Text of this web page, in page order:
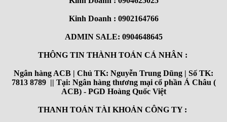
Kinh Doanh : 0902164766
ADMIN SALE: 0904648645
THÔNG TIN THÀNH TOÁN CÁ NHÂN :
Ngân hàng ACB | Chủ TK: Nguyễn Trung Dũng | Số TK:
7813 8789 || Tại: Ngân hàng thương mại cổ phần Á Châu (
ACB) - PGD Hoàng Quốc Việt
THANH TOÁN TÀI KHOẢN CÔNG TY :